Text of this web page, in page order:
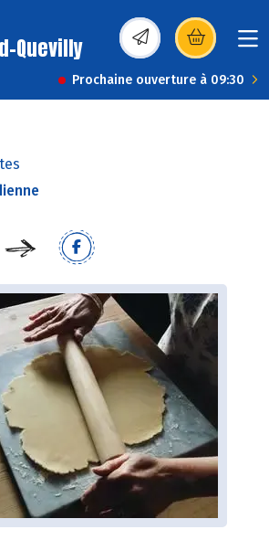
Quevilly (s’ouvre dans une
Prochaine ouverture à 09:30